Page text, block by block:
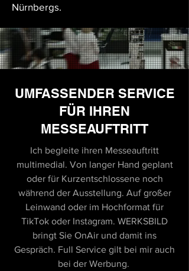
Nürnbergs.
UMFASSENDER SERVICE
FÜR IHREN
MESSEAUFTRITT
Ich begleite ihren Messeauftritt
multimedial. Von langer Hand geplant
oder für Kurzentschlossene noch
während der Ausstellung. Auf großer
Leinwand oder im Hochformat für
TikTok oder Instagram. WERKSBILD
bringt Sie OnAir und damit ins
Gespräch. Full Service gilt bei mir auch
bei der Werbung.